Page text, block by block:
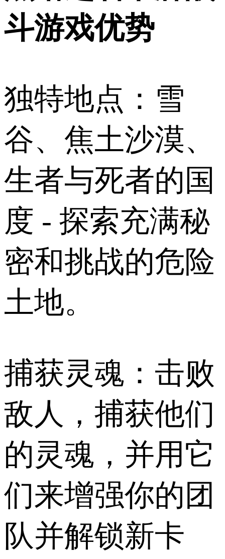
斗游戏优势
独特地点：雪
谷、焦土沙漠、
生者与死者的国
度 - 探索充满秘
密和挑战的危险
土地。
捕获灵魂：击败
敌人，捕获他们
的灵魂，并用它
们来增强你的团
队并解锁新卡